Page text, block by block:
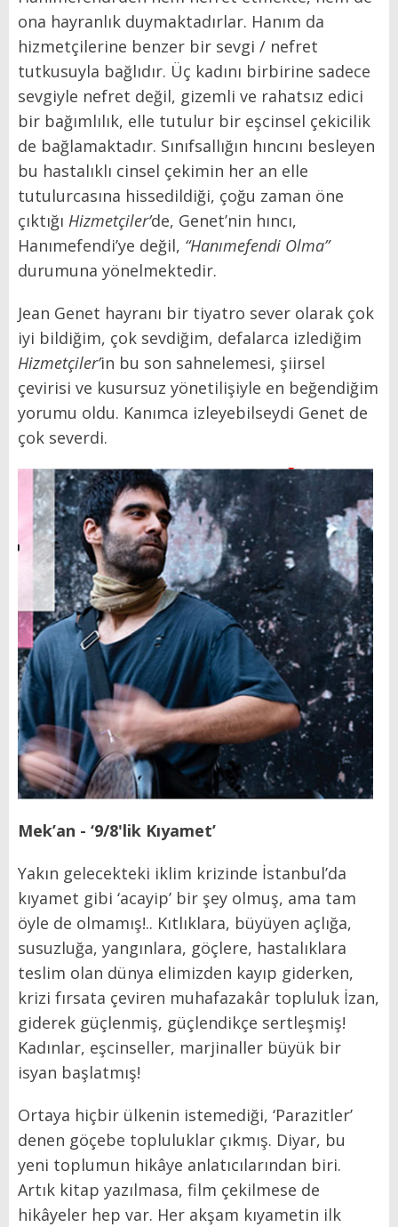
ona hayranlık duymaktadırlar. Hanım da
hizmetçilerine benzer bir sevgi / nefret
tutkusuyla bağlıdır. Üç kadını birbirine sadece
sevgiyle nefret değil, gizemli ve rahatsız edici
bir bağımlılık, elle tutulur bir eşcinsel çekicilik
de bağlamaktadır. Sınıfsallığın hıncını besleyen
bu hastalıklı cinsel çekimin her an elle
tutulurcasına hissedildiği, çoğu zaman öne
çıktığı Hizmetçiler’de, Genet’nin hıncı,
Hanımefendi’ye değil, “Hanımefendi Olma”
durumuna yönelmektedir.
Jean Genet hayranı bir tiyatro sever olarak çok
iyi bildiğim, çok sevdiğim, defalarca izlediğim
Hizmetçiler’in bu son sahnelemesi, şiirsel
çevirisi ve kusursuz yönetilişiyle en beğendiğim
yorumu oldu. Kanımca izleyebilseydi Genet de
çok severdi.
Mek’an - ‘9/8'lik Kıyamet’
Yakın gelecekteki iklim krizinde İstanbul’da
kıyamet gibi ‘acayip’ bir şey olmuş, ama tam
öyle de olmamış!.. Kıtlıklara, büyüyen açlığa,
susuzluğa, yangınlara, göçlere, hastalıklara
teslim olan dünya elimizden kayıp giderken,
krizi fırsata çeviren muhafazakâr topluluk İzan,
giderek güçlenmiş, güçlendikçe sertleşmiş!
Kadınlar, eşcinseller, marjinaller büyük bir
isyan başlatmış!
Ortaya hiçbir ülkenin istemediği, ‘Parazitler’
denen göçebe topluluklar çıkmış. Diyar, bu
yeni toplumun hikâye anlatıcılarından biri.
Artık kitap yazılmasa, film çekilmese de
hikâyeler hep var. Her akşam kıyametin ilk